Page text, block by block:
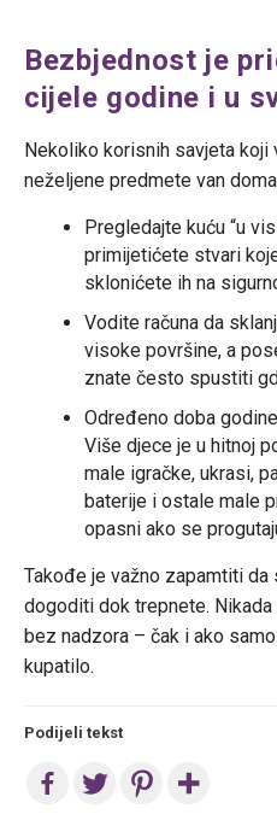
Bezbjednost je
cijele godine i u
Nekoliko korisnih savjeta koji
neželjene predmete van
Pregledajte kuću “u
primijetićete stvari
sklonićete ih na
Vodite računa da
visoke površine, a
znate često spustiti
Određeno doba
Više djece je u hitnoj
male igračke, ukrasi,
baterije i ostale male
opasni ako se
Takođe je važno zapamtiti
dogoditi dok trepnete.
bez nadzora – čak i ako
kupatilo.
Podijeli tekst